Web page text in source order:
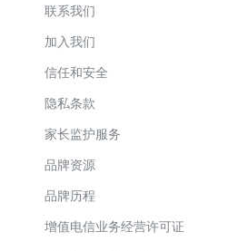
联系我们
加入我们
信任和安全
隐私条款
家长监护服务
品牌资源
品牌历程
增值电信业务经营许可证